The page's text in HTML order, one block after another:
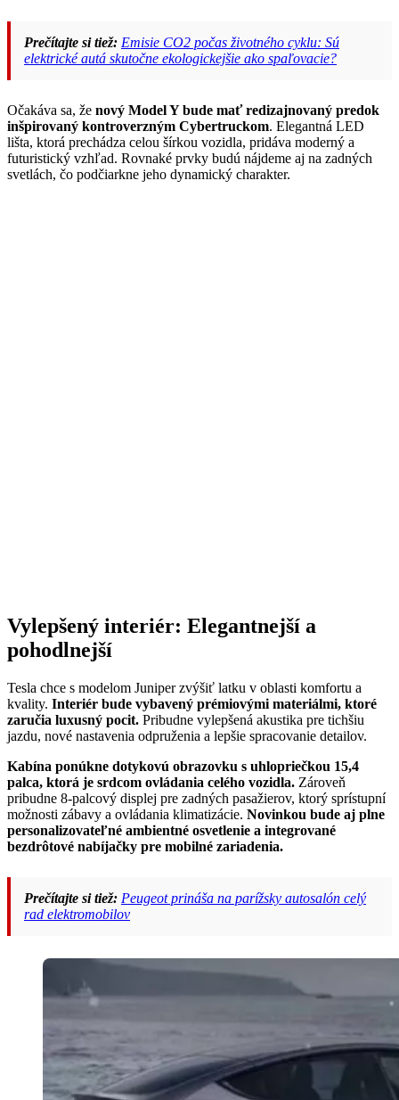
Prečítajte si tiež: Emisie CO2 počas životného cyklu: Sú
elektrické autá skutočne ekologickejšie ako spaľovacie?
Očakáva sa, že nový Model Y bude mať redizajnovaný predok
inšpirovaný kontroverzným Cybertruckom. Elegantná LED
lišta, ktorá prechádza celou šírkou vozidla, pridáva moderný a
futuristický vzhľad. Rovnaké prvky budú nájdeme aj na zadných
svetlách, čo podčiarkne jeho dynamický charakter.
Vylepšený interiér: Elegantnejší a
pohodlnejší
Tesla chce s modelom Juniper zvýšiť latku v oblasti komfortu a
kvality. Interiér bude vybavený prémiovými materiálmi, ktoré
zaručia luxusný pocit. Pribudne vylepšená akustika pre tichšiu
jazdu, nové nastavenia odpruženia a lepšie spracovanie detailov.
Kabína ponúkne dotykovú obrazovku s uhlopriečkou 15,4
palca, ktorá je srdcom ovládania celého vozidla. Zároveň
pribudne 8-palcový displej pre zadných pasažierov, ktorý sprístupní
možnosti zábavy a ovládania klimatizácie. Novinkou bude aj plne
personalizovateľné ambientné osvetlenie a integrované
bezdrôtové nabíjačky pre mobilné zariadenia.
Prečítajte si tiež: Peugeot prináša na parížsky autosalón celý
rad elektromobilov